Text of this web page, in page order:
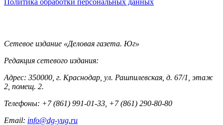
Контакты
Сетевое издание «Деловая газета. Юг»
Редакция сетевого издания:
Адрес: 350000, г. Краснодар, ул. Рашпилевская, д. 67/1, этаж
2, помещ. 2.
Телефоны: +7 (861) 991-01-33, +7 (861) 290-80-80
Email: info@dg-yug.ru